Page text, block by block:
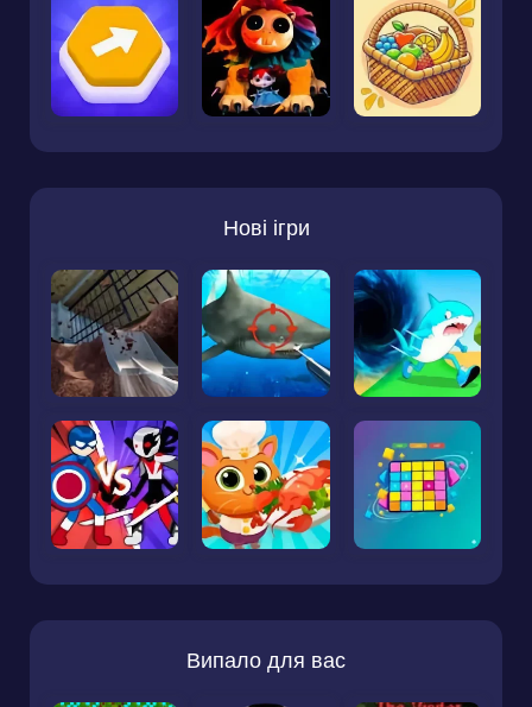
Нові ігри
Випало для вас